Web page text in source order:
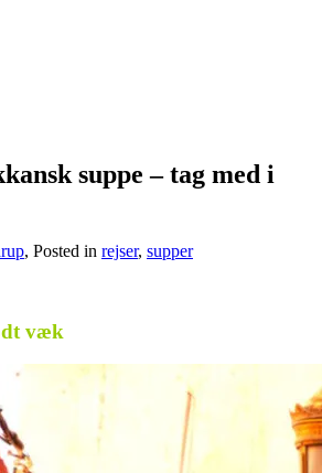
suppe – tag med i
, Posted in rejser, supper
væk